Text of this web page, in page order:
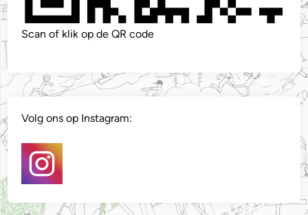
Scan of klik op de QR code
Volg ons op Instagram: